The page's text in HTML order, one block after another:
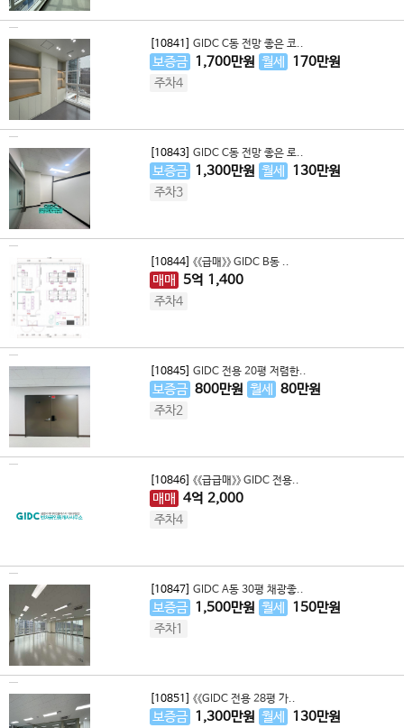
[10841] GIDC C동 전망 좋은 코..
보증금 1,700만원 월세 170만원
주차4
[10843] GIDC C동 전망 좋은 로..
보증금 1,300만원 월세 130만원
주차3
[10844] 《《급매》》 GIDC B동 ..
매매 5억 1,400
주차4
[10845] GIDC 전용 20평 저렴한..
보증금 800만원 월세 80만원
주차2
[10846] 《《급급매》》 GIDC 전용..
매매 4억 2,000
주차4
[10847] GIDC A동 30평 채광좋..
보증금 1,500만원 월세 150만원
주차1
[10851] 《《GIDC 전용 28평 가..
보증금 1,300만원 월세 130만원